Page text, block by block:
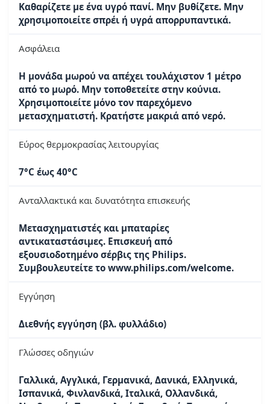
Καθαρίζετε με ένα υγρό πανί. Μην βυθίζετε. Μην
χρησιμοποιείτε σπρέι ή υγρά απορρυπαντικά.
Ασφάλεια
Η μονάδα μωρού να απέχει τουλάχιστον 1 μέτρο
από το μωρό. Μην τοποθετείτε στην κούνια.
Χρησιμοποιείτε μόνο τον παρεχόμενο
μετασχηματιστή. Κρατήστε μακριά από νερό.
Εύρος θερμοκρασίας λειτουργίας
7°C έως 40°C
Ανταλλακτικά και δυνατότητα επισκευής
Μετασχηματιστές και μπαταρίες
αντικαταστάσιμες. Επισκευή από
εξουσιοδοτημένο σέρβις της Philips.
Συμβουλευτείτε το www.philips.com/welcome.
Εγγύηση
Διεθνής εγγύηση (βλ. φυλλάδιο)
Γλώσσες οδηγιών
Γαλλικά, Αγγλικά, Γερμανικά, Δανικά, Ελληνικά,
Ισπανικά, Φινλανδικά, Ιταλικά, Ολλανδικά,